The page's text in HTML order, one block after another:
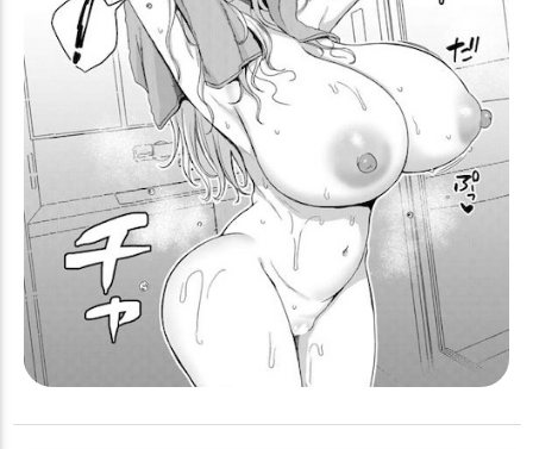
微エロ
BSS 獣耳 犬耳 マイクロ水着 スク水
褐色肌
2023年夏コミ(C102)
猫耳 壁尻
2023年冬コミ(C103)
COMIC1☆22
○○しないと出られない部屋
2024年夏コミ(C104)
2024年冬コミ(C105) ふたなり
爆乳
マッサージ
うさぎ耳 目隠し ボールギャグ
おねショタ
2025年冬コミ(C107)